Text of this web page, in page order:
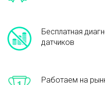
Бесплатная
датчиков
Работаем на